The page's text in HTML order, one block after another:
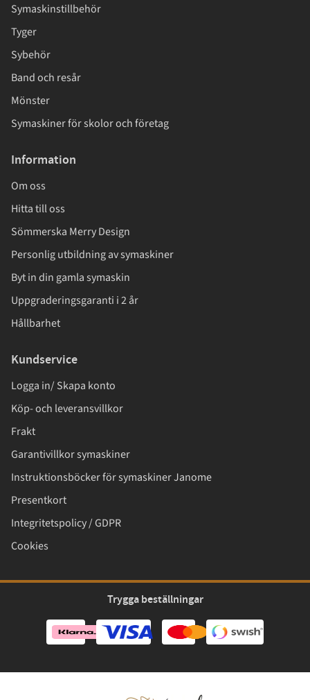
Symaskinstillbehör
Tyger
Sybehör
Band och resår
Mönster
Symaskiner för skolor och företag
Information
Om oss
Hitta till oss
Sömmerska Merry Design
Personlig utbildning av symaskiner
Byt in din gamla symaskin
Uppgraderingsgaranti i 2 år
Hållbarhet
Kundservice
Logga in/ Skapa konto
Köp- och leveransvillkor
Frakt
Garantivillkor symaskiner
Instruktionsböcker för symaskiner Janome
Presentkort
Integritetspolicy / GDPR
Cookies
Trygga beställningar